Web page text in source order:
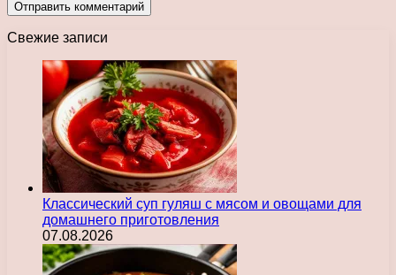
Свежие записи
Классический суп гуляш с мясом и овощами для
домашнего приготовления
07.08.2026